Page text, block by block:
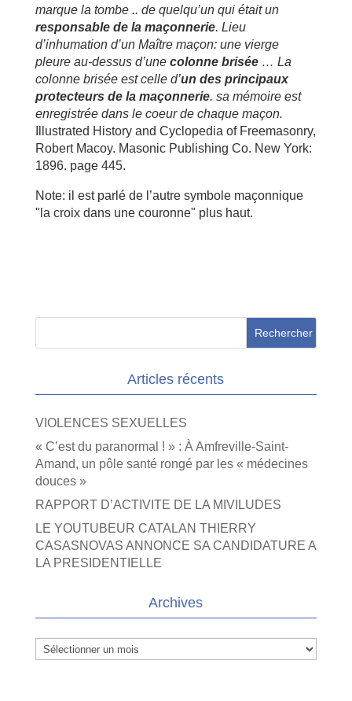
marque la tombe .. de quelqu’un qui était un
responsable de la maçonnerie. Lieu
d’inhumation d’un Maître maçon: une vierge
pleure au-dessus d’une colonne brisée… La
colonne brisée est celle d’un des principaux
protecteurs de la maçonnerie. sa mémoire est
enregistrée dans le coeur de chaque maçon.
Illustrated History and Cyclopedia of Freemasonry,
Robert Macoy. Masonic Publishing Co. New York:
1896. page 445.
Note: il est parlé de l’autre symbole maçonnique
"la croix dans une couronne" plus haut.
Articles récents
VIOLENCES SEXUELLES
« C’est du paranormal ! » : À Amfreville-Saint-
Amand, un pôle santé rongé par les « médecines
douces »
RAPPORT D’ACTIVITE DE LA MIVILUDES
LE YOUTUBEUR CATALAN THIERRY
CASASNOVAS ANNONCE SA CANDIDATURE A
LA PRESIDENTIELLE
Archives
Archives